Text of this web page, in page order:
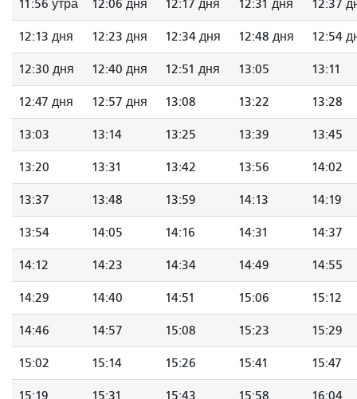
11:56 утра 12:06 дня 12:17 дня 12:31 дня 12:37
12:13 дня 12:23 дня 12:34 дня 12:48 дня 12:54
12:30 дня 12:40 дня 12:51 дня 13:05 13:11
12:47 дня 12:57 дня 13:08 13:22 13:28
13:03 13:14 13:25 13:39 13:45
13:20 13:31 13:42 13:56 14:02
13:37 13:48 13:59 14:13 14:19
13:54 14:05 14:16 14:31 14:37
14:12 14:23 14:34 14:49 14:55
14:29 14:40 14:51 15:06 15:12
14:46 14:57 15:08 15:23 15:29
15:02 15:14 15:26 15:41 15:47